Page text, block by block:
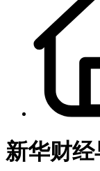
新华财经